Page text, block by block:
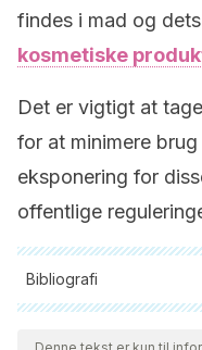
findes i mad og
kosmetiske
Det er vigtigt at
for at minimere
eksponering for
offentlige
Bibliografi
Alle citerede kilder blev
for at sikre deres